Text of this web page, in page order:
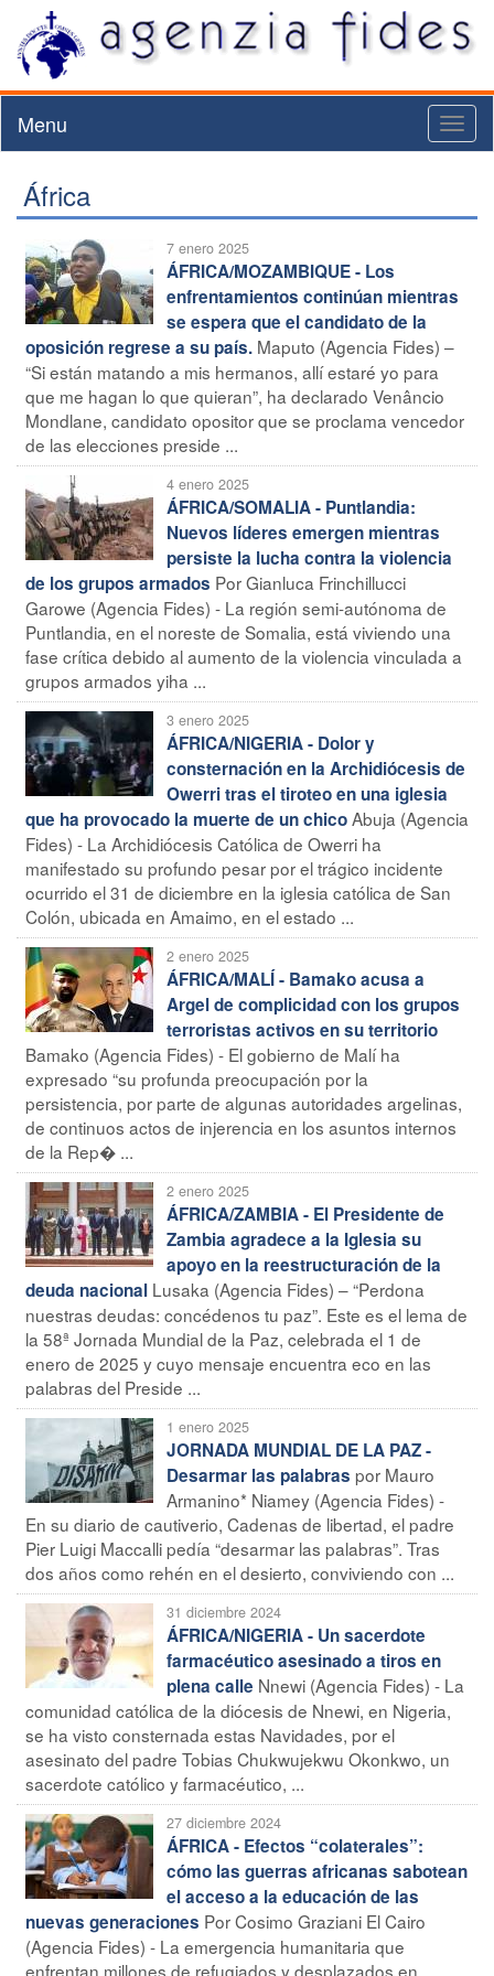
Menu
África
7 enero 2025
ÁFRICA/MOZAMBIQUE - Los
enfrentamientos continúan mientras
se espera que el candidato de la
oposición regrese a su país. Maputo (Agencia Fides) –
“Si están matando a mis hermanos, allí estaré yo para
que me hagan lo que quieran”, ha declarado Venâncio
Mondlane, candidato opositor que se proclama vencedor
de las elecciones preside ...
4 enero 2025
ÁFRICA/SOMALIA - Puntlandia:
Nuevos líderes emergen mientras
persiste la lucha contra la violencia
de los grupos armados Por Gianluca Frinchillucci
Garowe (Agencia Fides) - La región semi-autónoma de
Puntlandia, en el noreste de Somalia, está viviendo una
fase crítica debido al aumento de la violencia vinculada a
grupos armados yiha ...
3 enero 2025
ÁFRICA/NIGERIA - Dolor y
consternación en la Archidiócesis de
Owerri tras el tiroteo en una iglesia
que ha provocado la muerte de un chicoAbuja (Agencia
Fides) - La Archidiócesis Católica de Owerri ha
manifestado su profundo pesar por el trágico incidente
ocurrido el 31 de diciembre en la iglesia católica de San
Colón, ubicada en Amaimo, en el estado ...
2 enero 2025
ÁFRICA/MALÍ - Bamako acusa a
Argel de complicidad con los grupos
terroristas activos en su territorio
Bamako (Agencia Fides) - El gobierno de Malí ha
expresado “su profunda preocupación por la
persistencia, por parte de algunas autoridades argelinas,
de continuos actos de injerencia en los asuntos internos
de la Rep� ...
2 enero 2025
ÁFRICA/ZAMBIA - El Presidente de
Zambia agradece a la Iglesia su
apoyo en la reestructuración de la
deuda nacional Lusaka (Agencia Fides) – “Perdona
nuestras deudas: concédenos tu paz”. Este es el lema de
la 58ª Jornada Mundial de la Paz, celebrada el 1 de
enero de 2025 y cuyo mensaje encuentra eco en las
palabras del Preside ...
1 enero 2025
JORNADA MUNDIAL DE LA PAZ -
Desarmar las palabras por Mauro
Armanino* Niamey (Agencia Fides) -
En su diario de cautiverio, Cadenas de libertad, el padre
Pier Luigi Maccalli pedía “desarmar las palabras”. Tras
dos años como rehén en el desierto, conviviendo con ...
31 diciembre 2024
ÁFRICA/NIGERIA - Un sacerdote
farmacéutico asesinado a tiros en
plena calle Nnewi (Agencia Fides) - La
comunidad católica de la diócesis de Nnewi, en Nigeria,
se ha visto consternada estas Navidades, por el
asesinato del padre Tobias Chukwujekwu Okonkwo, un
sacerdote católico y farmacéutico, ...
27 diciembre 2024
ÁFRICA - Efectos “colaterales”:
cómo las guerras africanas sabotean
el acceso a la educación de las
nuevas generaciones Por Cosimo Graziani El Cairo
(Agencia Fides) - La emergencia humanitaria que
enfrentan millones de refugiados y desplazados en